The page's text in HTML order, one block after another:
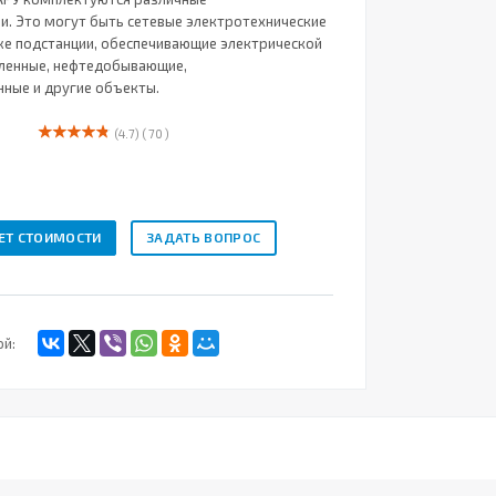
Это могут быть сетевые электротехнические
подстанции, обеспечивающие электрической
нефтедобывающие,
и другие объекты.
(4.7) ( 70 )
СТОИМОСТИ ЗАДАТЬ ВОПРОС